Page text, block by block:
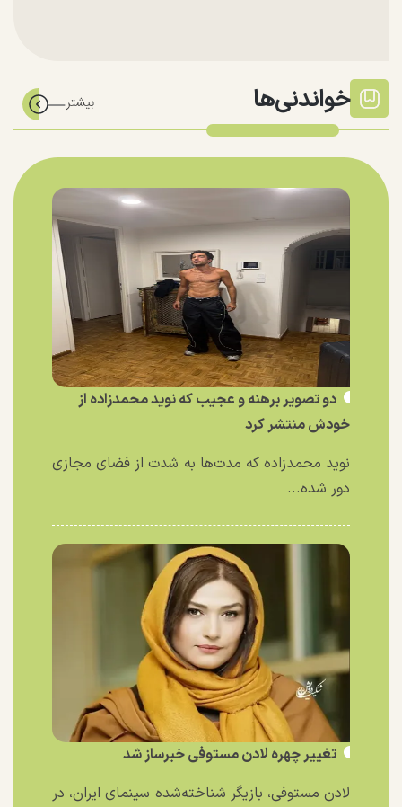
خواندنی‌ها
دو تصویر برهنه و عجیب که نوید محمدزاده از
خودش منتشر کرد
نوید محمدزاده که مدت‌ها به شدت از فضای مجازی
دور شده...
تغییر چهره لادن مستوفی خبرساز شد
لادن مستوفی، بازیگر شناخته‌شده سینمای ایران، در